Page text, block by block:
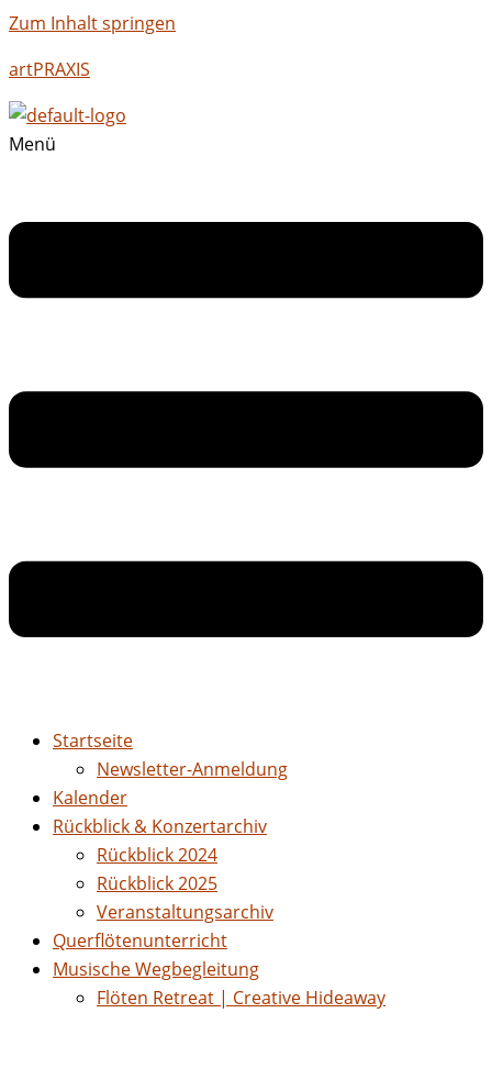
Zum Inhalt springen
artPRAXIS
Menü
Startseite
Newsletter-Anmeldung
Kalender
Rückblick & Konzertarchiv
Rückblick 2024
Rückblick 2025
Veranstaltungsarchiv
Querflötenunterricht
Musische Wegbegleitung
Flöten Retreat | Creative Hideaway